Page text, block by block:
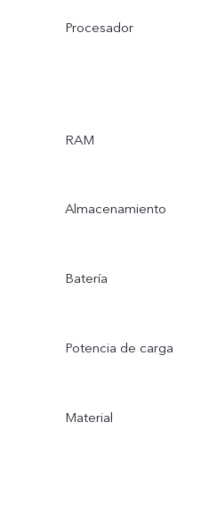
Procesador
RAM
Almacenamiento
Batería
Potencia de carga
Material